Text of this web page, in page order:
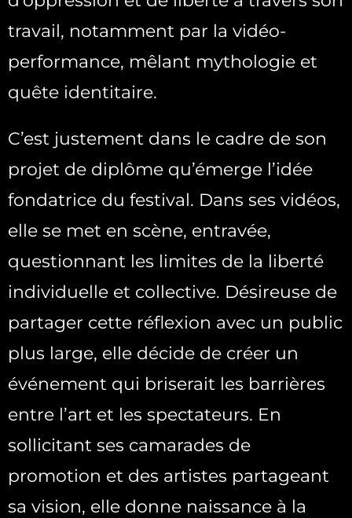
travail, notamment par la vidéo-
performance, mêlant mythologie et
quête identitaire.
C’est justement dans le cadre de son
projet de diplôme qu’émerge l’idée
fondatrice du festival. Dans ses vidéos,
elle se met en scène, entravée,
questionnant les limites de la liberté
individuelle et collective. Désireuse de
partager cette réflexion avec un public
plus large, elle décide de créer un
événement qui briserait les barrières
entre l’art et les spectateurs. En
sollicitant ses camarades de
promotion et des artistes partageant
sa vision, elle donne naissance à la